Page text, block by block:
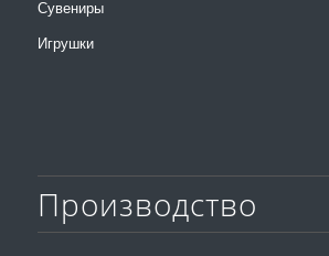
Сувениры
Игрушки
Производство